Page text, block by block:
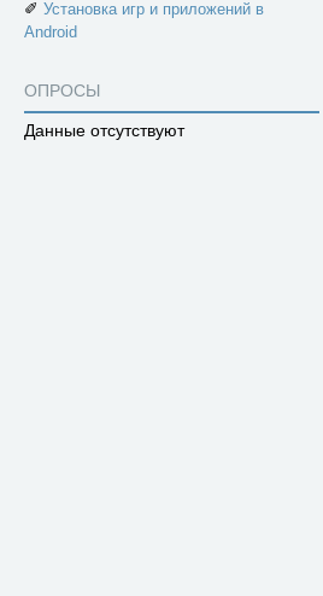
✐ Установка игр и приложений в
Android
ОПРОСЫ
Данные отсутствуют